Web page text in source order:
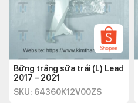
Bững trắng sữa trái (L) Lead
2017 – 2021
SKU: 64360K12V00ZS